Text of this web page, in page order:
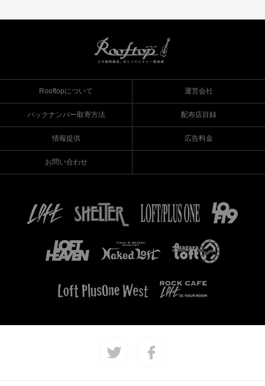
Rooftopについて 運営会社
バックナンバー取寄方法 配布店目録
情報提供 広告料金
お問い合わせ